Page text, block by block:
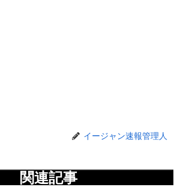
イージャン速報管理人
関連記事